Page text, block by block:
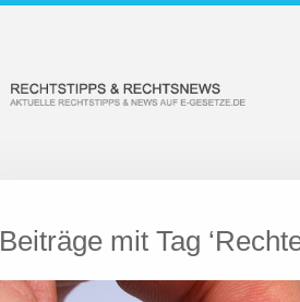
Beiträge mit Tag